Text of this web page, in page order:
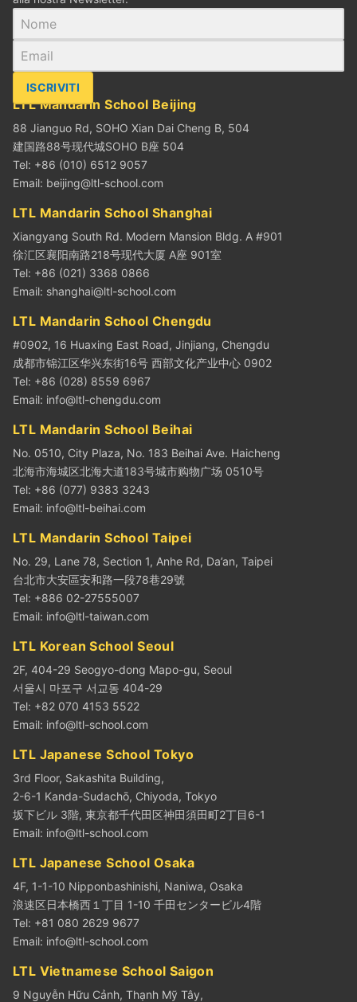
ISCRIVITI
LTL Mandarin School Beijing
88 Jianguo Rd, SOHO Xian Dai Cheng B, 504
建国路88号现代城SOHO B座 504
Tel: +86 (010) 6512 9057
Email: beijing@ltl-school.com
LTL Mandarin School Shanghai
Xiangyang South Rd. Modern Mansion Bldg. A #901
徐汇区襄阳南路218号现代大厦 A座 901室
Tel: +86 (021) 3368 0866
Email: shanghai@ltl-school.com
LTL Mandarin School Chengdu
#0902, 16 Huaxing East Road, Jinjiang, Chengdu
成都市锦江区华兴东街16号 西部文化产业中心 0902
Tel: +86 (028) 8559 6967
Email: info@ltl-chengdu.com
LTL Mandarin School Beihai
No. 0510, City Plaza, No. 183 Beihai Ave. Haicheng
北海市海城区北海大道183号城市购物广场 0510号
Tel: +86 (077) 9383 3243
Email: info@ltl-beihai.com
LTL Mandarin School Taipei
No. 29, Lane 78, Section 1, Anhe Rd, Da’an, Taipei
台北市大安區安和路一段78巷29號
Tel: +886 02-27555007
Email: info@ltl-taiwan.com
LTL Korean School Seoul
2F, 404-29 Seogyo-dong Mapo-gu, Seoul
서울시 마포구 서교동 404-29
Tel: +82 070 4153 5522
Email: info@ltl-school.com
LTL Japanese School Tokyo
3rd Floor, Sakashita Building,
2-6-1 Kanda-Sudachō, Chiyoda, Tokyo
坂下ビル 3階, 東京都千代田区神田須田町2丁目6-1
Email: info@ltl-school.com
LTL Japanese School Osaka
4F, 1-1-10 Nipponbashinishi, Naniwa, Osaka
浪速区日本橋西１丁目 1-10 千田センタービル4階
Tel: +81 080 2629 9677
Email: info@ltl-school.com
LTL Vietnamese School Saigon
9 Nguyễn Hữu Cảnh, Thạnh Mỹ Tây,